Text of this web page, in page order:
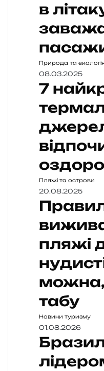
в
Природа та екологія
08.03.2025
7
джерел
Пляжі та острови
20.08.2025
пляжі
табу
Новини туризму
01.08.2026